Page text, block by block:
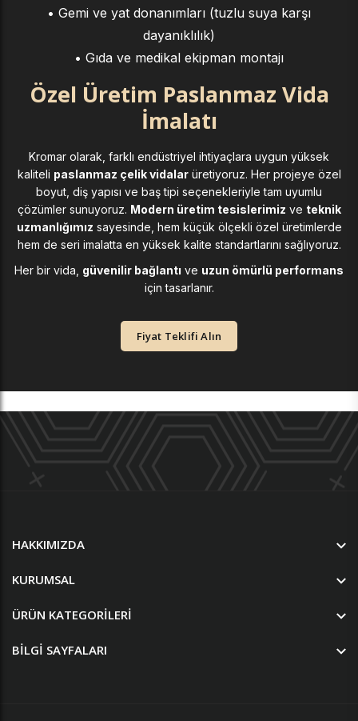
• Gemi ve yat donanımları (tuzlu suya karşı
dayanıklılık)
• Gıda ve medikal ekipman montajı
Özel Üretim Paslanmaz Vida
İmalatı
Kromar olarak, farklı endüstriyel ihtiyaçlara uygun yüksek
kaliteli paslanmaz çelik vidalarüretiyoruz. Her projeye özel
boyut, diş yapısı ve baş tipi seçenekleriyle tam uyumlu
çözümler sunuyoruz. Modern üretim tesislerimiz ve teknik
uzmanlığımız sayesinde, hem küçük ölçekli özel üretimlerde
hem de seri imalatta en yüksek kalite standartlarını sağlıyoruz.
Her bir vida, güvenilir bağlantı ve uzun ömürlü performans
için tasarlanır.
Fiyat Teklifi Alın
HAKKIMIZDA
KURUMSAL
ÜRÜN KATEGORILERI
BILGI SAYFALARI